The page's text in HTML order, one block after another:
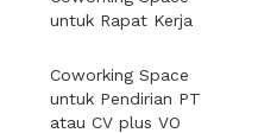
untuk Rapat Kerja
Coworking Space
untuk Pendirian PT
atau CV plus VO